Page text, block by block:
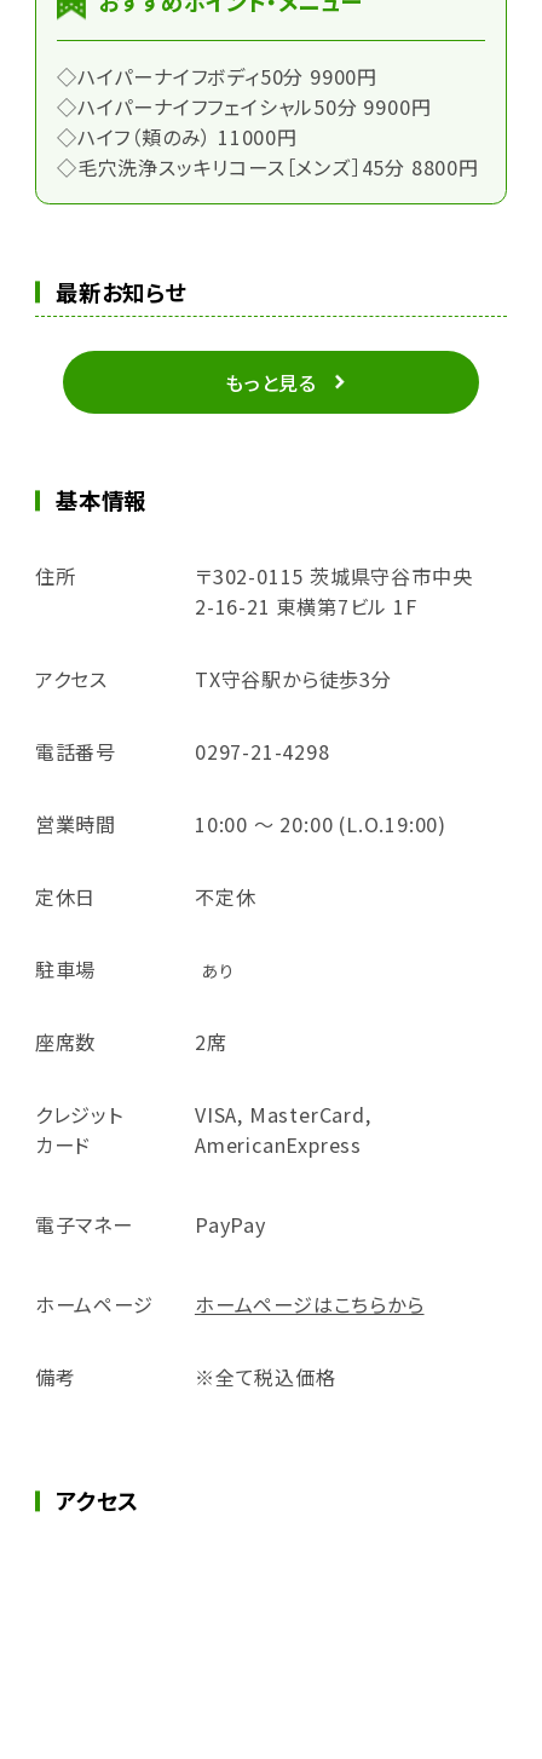
◇ハイパーナイフボディ50分 9900円
◇ハイパーナイフフェイシャル50分 9900円
◇ハイフ（頬のみ） 11000円
◇毛穴洗浄スッキリコース［メンズ］45分 8800円
最新お知らせ
もっと見る
基本情報
住所
〒302-0115 茨城県守谷市中央
2-16-21 東横第7ビル 1F
アクセス TX守谷駅から徒歩3分
電話番号 0297-21-4298
営業時間 10:00 ～ 20:00 (L.O.19:00)
定休日 不定休
駐車場 あり
座席数 2席
クレジット
カード
VISA, MasterCard,
AmericanExpress
電子マネー PayPay
ホームページ ホームページはこちらから
備考 ※全て税込価格
アクセス